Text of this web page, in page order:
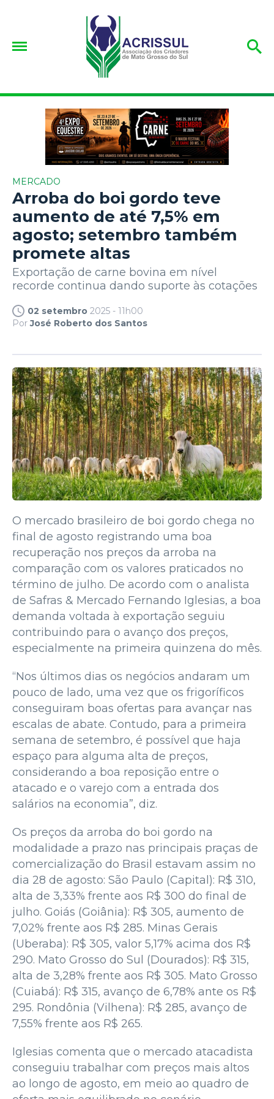
MERCADO
Arroba do boi gordo teve
aumento de até 7,5% em
agosto; setembro também
promete altas
Exportação de carne bovina em nível
recorde continua dando suporte às cotações
02 setembro 2025 - 11h00
PorJosé Roberto dos Santos
O mercado brasileiro de boi gordo chega no
final de agosto registrando uma boa
recuperação nos preços da arroba na
comparação com os valores praticados no
término de julho. De acordo com o analista
de Safras & Mercado Fernando Iglesias, a boa
demanda voltada à exportação seguiu
contribuindo para o avanço dos preços,
especialmente na primeira quinzena do mês.
“Nos últimos dias os negócios andaram um
pouco de lado, uma vez que os frigoríficos
conseguiram boas ofertas para avançar nas
escalas de abate. Contudo, para a primeira
semana de setembro, é possível que haja
espaço para alguma alta de preços,
considerando a boa reposição entre o
atacado e o varejo com a entrada dos
salários na economia”, diz.
Os preços da arroba do boi gordo na
modalidade a prazo nas principais praças de
comercialização do Brasil estavam assim no
dia 28 de agosto: São Paulo (Capital): R$ 310,
alta de 3,33% frente aos R$ 300 do final de
julho. Goiás (Goiânia): R$ 305, aumento de
7,02% frente aos R$ 285. Minas Gerais
(Uberaba): R$ 305, valor 5,17% acima dos R$
290. Mato Grosso do Sul (Dourados): R$ 315,
alta de 3,28% frente aos R$ 305. Mato Grosso
(Cuiabá): R$ 315, avanço de 6,78% ante os R$
295. Rondônia (Vilhena): R$ 285, avanço de
7,55% frente aos R$ 265.
Iglesias comenta que o mercado atacadista
conseguiu trabalhar com preços mais altos
ao longo de agosto, em meio ao quadro de